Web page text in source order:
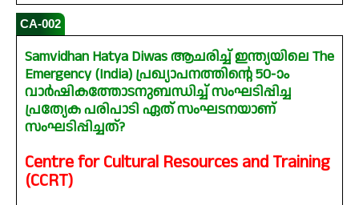
CA-002
Samvidhan Hatya Diwas ആചരിച്ച് ഇന്ത്യയിലെ The
Emergency (India) പ്രഖ്യാപനത്തിന്റെ 50-ാം
വാർഷികത്തോടനുബന്ധിച്ച് സംഘടിപ്പിച്ച
പ്രത്യേക പരിപാടി ഏത് സംഘടനയാണ്
സംഘടിപ്പിച്ചത്?
Centre for Cultural Resources and Training
(CCRT)